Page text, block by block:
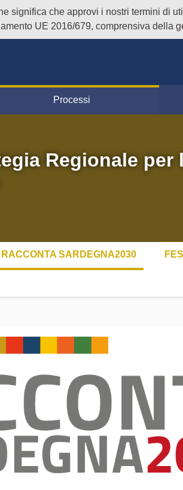
significa che approvi i nostri termini di
UE 2016/679, comprensiva della
Processi
Regionale per
RACCONTA SARDEGNA2030